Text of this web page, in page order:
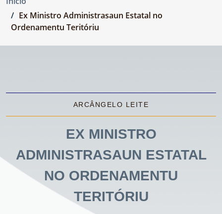
Ex Ministro Administrasaun Estatal no
Ordenamentu Teritóriu
ARCÂNGELO LEITE
EX MINISTRO
ADMINISTRASAUN ESTATAL
NO ORDENAMENTU
TERITÓRIU